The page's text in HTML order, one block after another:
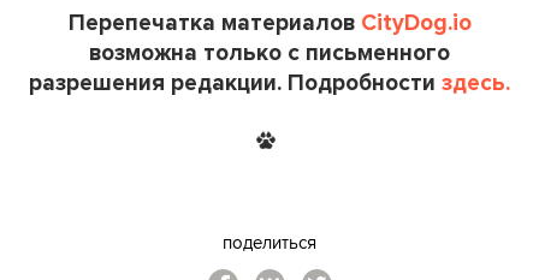
Перепечатка материалов CityDog.io
возможна только с письменного
разрешения редакции. Подробности здесь.
поделиться